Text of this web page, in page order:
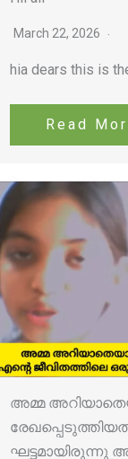
March 22, 2026
hia dears this is
Read
അമ്മ